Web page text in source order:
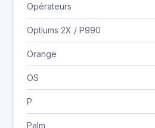
Opérateurs
Optiums 2X / P990
Orange
OS
P
Palm